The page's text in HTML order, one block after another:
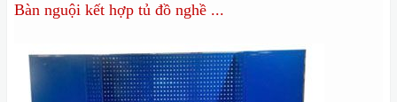
Bàn nguội kết hợp tủ đồ nghề ...